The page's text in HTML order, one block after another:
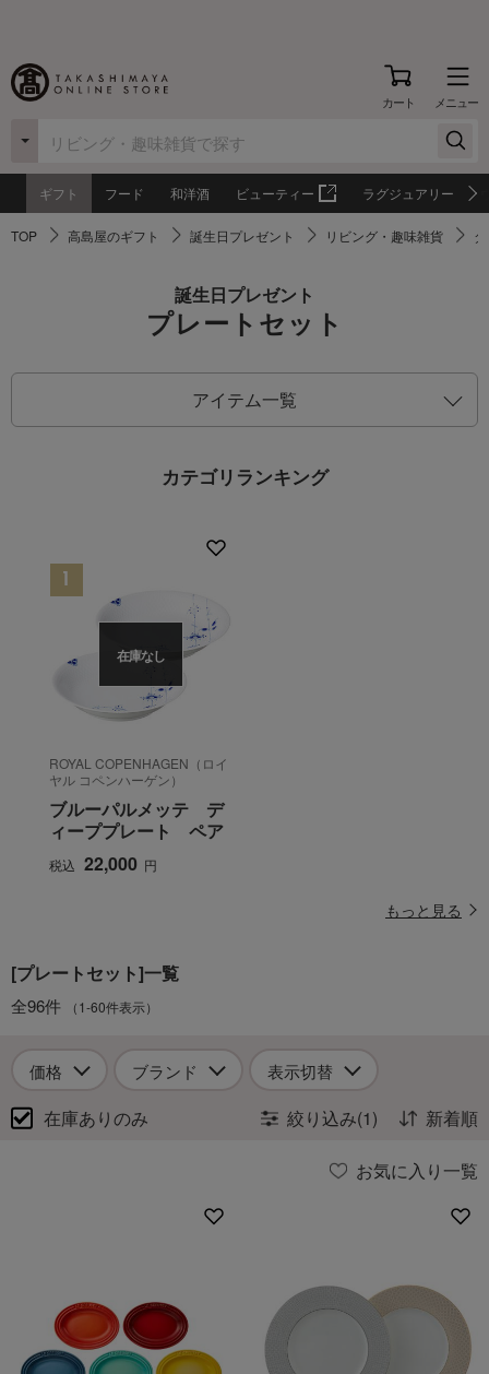
カート メニュー
ギフト フード 和洋酒 ビューティー ラグジュアリー
TOP 高島屋のギフト 誕生日プレゼント リビング・趣味雑貨
誕生日プレゼント
プレートセット
アイテム一覧
カテゴリランキング
在庫なし
ROYAL COPENHAGEN（ロイ
ヤル コペンハーゲン）
ブルーパルメッテ デ
ィーププレート ペア
税込 22,000 円
もっと見る
[プレートセット]一覧
全96件 （1-60件表示）
価格 ブランド 表示切替
在庫ありのみ 絞り込み(1) 新着順
お気に入り一覧